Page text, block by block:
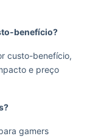
benefício?
custo-benefício,
e preço
gamers